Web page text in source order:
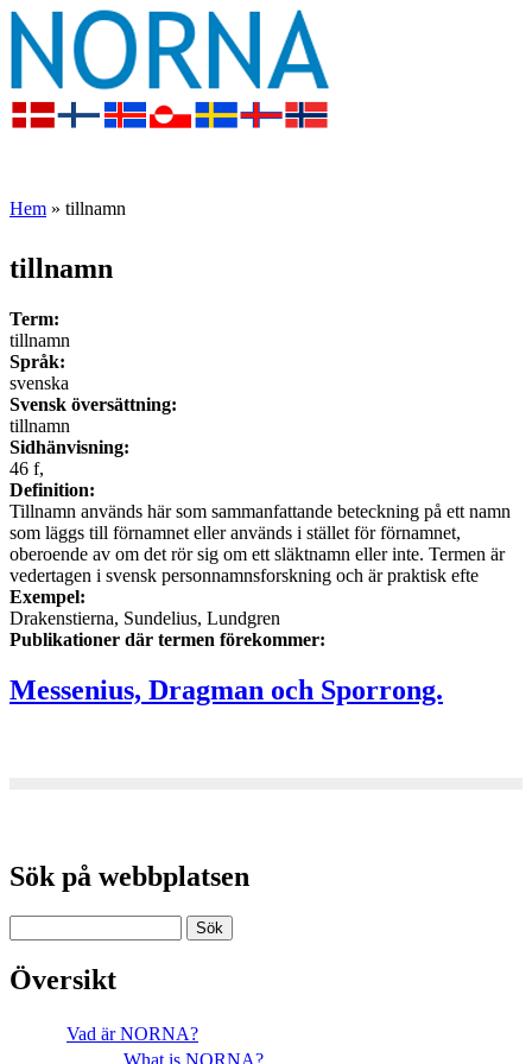
Hem » tillnamn
tillnamn
Term:
tillnamn
Språk:
svenska
Svensk översättning:
tillnamn
Sidhänvisning:
46 f,
Definition:
Tillnamn används här som sammanfattande beteckning på ett namn
som läggs till förnamnet eller används i stället för förnamnet,
oberoende av om det rör sig om ett släktnamn eller inte. Termen är
vedertagen i svensk personnamnsforskning och är praktisk efte
Exempel:
Drakenstierna, Sundelius, Lundgren
Publikationer där termen förekommer:
Messenius, Dragman och Sporrong.
Sök på webbplatsen
Översikt
Vad är NORNA?
What is NORNA?